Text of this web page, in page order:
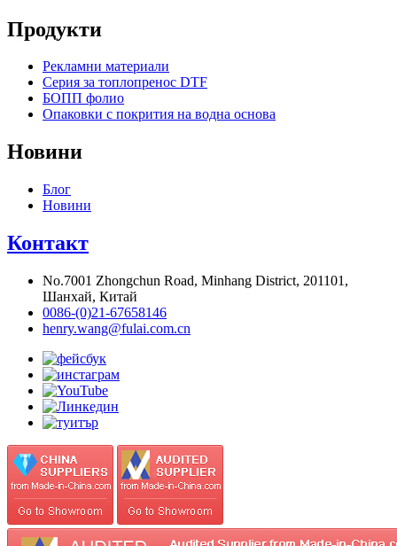
Продукти
Рекламни материали
Серия за топлопренос DTF
БОПП фолио
Опаковки с покрития на водна основа
Новини
Блог
Новини
Контакт
No.7001 Zhongchun Road, Minhang District, 201101,
Шанхай, Китай
0086-(0)21-67658146
henry.wang@fulai.com.cn